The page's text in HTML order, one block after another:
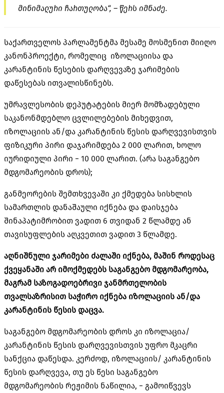
მინიმალური ჩართულობა“, – წერს იმნაძე.
საქართველოს პარლამენტმა მესამე მოსმენით მიიღო
კანონპროექტი, რომელიც იზოლაციისა და
კარანტინის წესების დარღვევაზე ჯარიმების
დაწესებას ითვალისწინებს.
უმრავლესობის დეპუტატების მიერ მომზადებული
საკანონმდებლო ცვლილებების მიხედვით,
იზოლაციის ან/და კარანტინის წესის დარღვევისთვის
ფიზიკური პირი დაჯარიმდება 2 000 ლარით, ხოლო
იურიდიული პირი − 10 000 ლარით. (არა საგანგებო
მდგომარეობის დროს);
განმეორების შემთხვევაში კი ქმედება სისხლის
სამართლის დანაშაული იქნება და დაისჯება
შინაპატიმრობით ვადით 6 თვიდან 2 წლამდე ან
თავისუფლების აღკვეთით ვადით 3 წლამდე.
აღნიშნული ჯარიმები ძალაში იქნება, მაშინ როდესაც
ქვეყანაში არ იმოქმედებს საგანგებო მდგომარეობა,
მაგრამ საზოგადოებრივი ჯანმრთელობის
თვალსაზრისით საჭირო იქნება იზოლაციის ან/და
კარანტინის წესის დაცვა.
საგანგებო მდგომარეობის დროს კი იზოლაცია/
კარანტინის წესის დარღვევისთვის უფრო მკაცრი
სანქცია დაწესდა. კერძოდ, იზოლაციის/ კარანტინის
წესის დარღვევა, თუ ეს წესი საგანგებო
მდგომარეობის რეჟიმის ნაწილია, − გამოიწვევს